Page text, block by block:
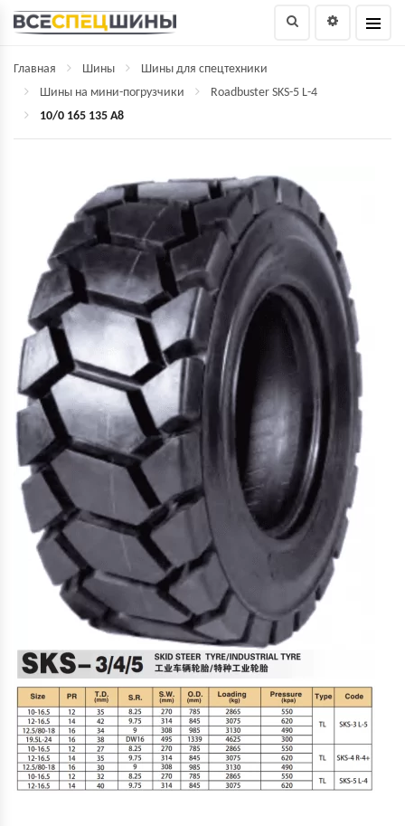
Главная Шины
Шины для спецтехники
Шины на мини-погрузчики
Roadbuster SKS-5 L-4
10/0 165 135 A8